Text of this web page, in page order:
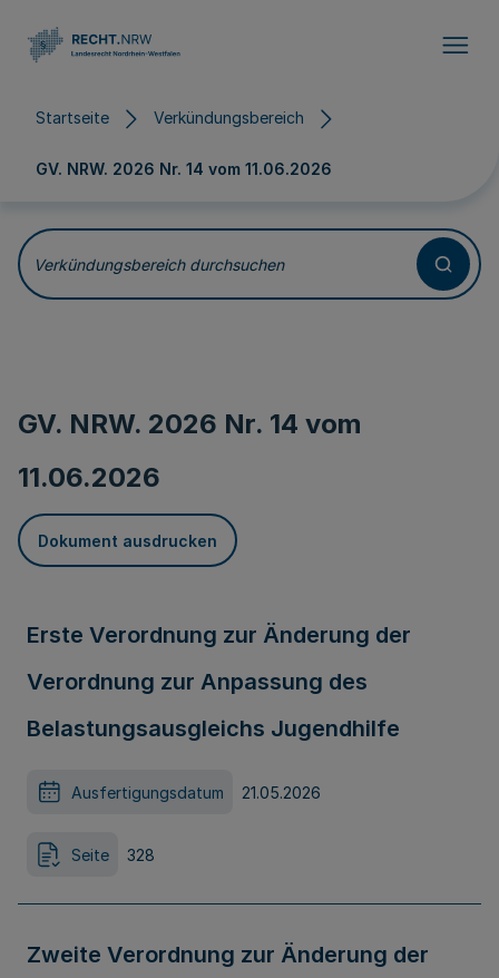
Startseite Verkündungsbereich
GV. NRW. 2026 Nr. 14 vom 11.06.2026
Verkündungsbereich durchsuchen
GV. NRW. 2026 Nr. 14 vom
11.06.2026
Dokument ausdrucken
Erste Verordnung zur Änderung der
Verordnung zur Anpassung des
Belastungsausgleichs Jugendhilfe
Ausfertigungsdatum 21.05.2026
Seite 328
Zweite Verordnung zur Änderung der